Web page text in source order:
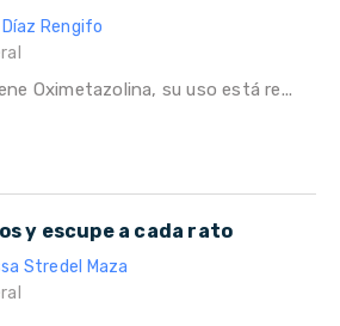
Rengifo
Oximetazolina, su uso está re...
y escupe a cada rato
Stredel Maza